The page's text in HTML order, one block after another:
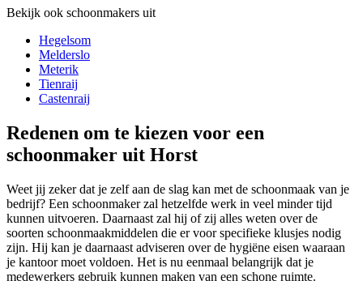
Bekijk ook schoonmakers uit
Hegelsom
Melderslo
Meterik
Tienraij
Castenraij
Redenen om te kiezen voor een
schoonmaker uit Horst
Weet jij zeker dat je zelf aan de slag kan met de schoonmaak van je
bedrijf? Een schoonmaker zal hetzelfde werk in veel minder tijd
kunnen uitvoeren. Daarnaast zal hij of zij alles weten over de
soorten schoonmaakmiddelen die er voor specifieke klusjes nodig
zijn. Hij kan je daarnaast adviseren over de hygiëne eisen waaraan
je kantoor moet voldoen. Het is nu eenmaal belangrijk dat je
medewerkers gebruik kunnen maken van een schone ruimte.